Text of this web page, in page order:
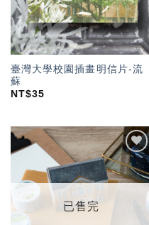
臺灣大學校園插畫明信片-流
蘇
NT$35
加入
「願
望輕
已售完